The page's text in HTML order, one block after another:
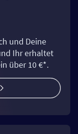
und Deine
Ihr erhaltet
über 10 €*.